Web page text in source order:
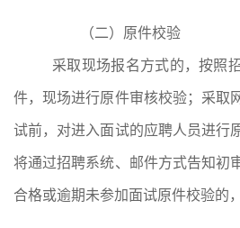
（二）原件校验
采取现场报名方式的，按照
件，现场进行原件审核校验；采取
试前，对进入面试的应聘人员进行
将通过招聘系统、邮件方式告知初
合格或逾期未参加面试原件校验的